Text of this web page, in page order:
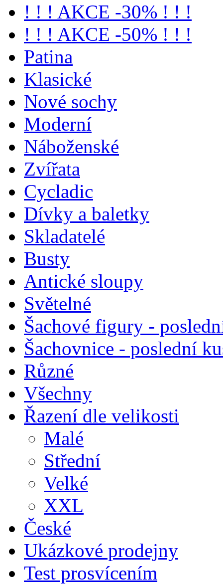
! ! ! AKCE -30% ! ! !
! ! ! AKCE -50% ! ! !
Patina
Klasické
Nové sochy
Moderní
Náboženské
Zvířata
Cycladic
Dívky a baletky
Skladatelé
Busty
Antické sloupy
Světelné
Šachové figury -
Šachovnice - poslední
Různé
Všechny
Řazení dle velikosti
Malé
Střední
Velké
XXL
České
Ukázkové prodejny
Test prosvícením